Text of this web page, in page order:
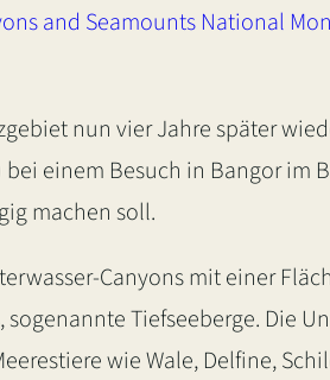
and Seamounts National
nun vier Jahre später
einem Besuch in Bangor im
machen soll.
Canyons mit einer
Tiefseeberge. Die
wie Wale, Delfine,